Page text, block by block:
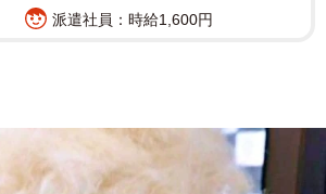
派遣社員：時給1,600円